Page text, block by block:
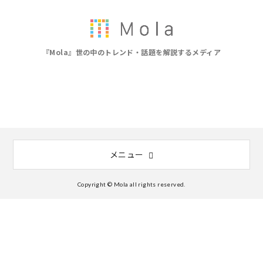
『Mola』世の中のトレンド・話題を解説するメディア
メニュー
Copyright © Mola all rights reserved.